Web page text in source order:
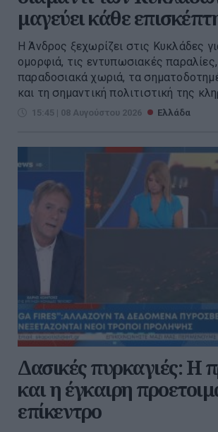
μαγεύει κάθε
Η Άνδρος ξεχωρίζει στις Κυκλάδες
ομορφιά, τις εντυπωσιακές
παραδοσιακά χωριά, τα
και τη σημαντική πολιτιστική της
15:45 | 08 Αυγούστου 2026 Ελλάδα
Δασικές πυρκαγιές: Η
και η έγκαιρη
επίκεντρο